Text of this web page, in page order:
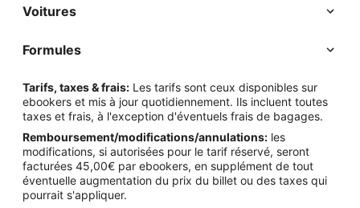
Voitures
Formules
Tarifs, taxes & frais: Les tarifs sont ceux disponibles sur
ebookers et mis à jour quotidiennement. Ils incluent toutes
taxes et frais, à l'exception d'éventuels frais de bagages.
Remboursement/modifications/annulations: les
modifications, si autorisées pour le tarif réservé, seront
facturées 45,00€ par ebookers, en supplément de tout
éventuelle augmentation du prix du billet ou des taxes qui
pourrait s'appliquer.